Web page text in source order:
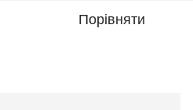
Порівняти